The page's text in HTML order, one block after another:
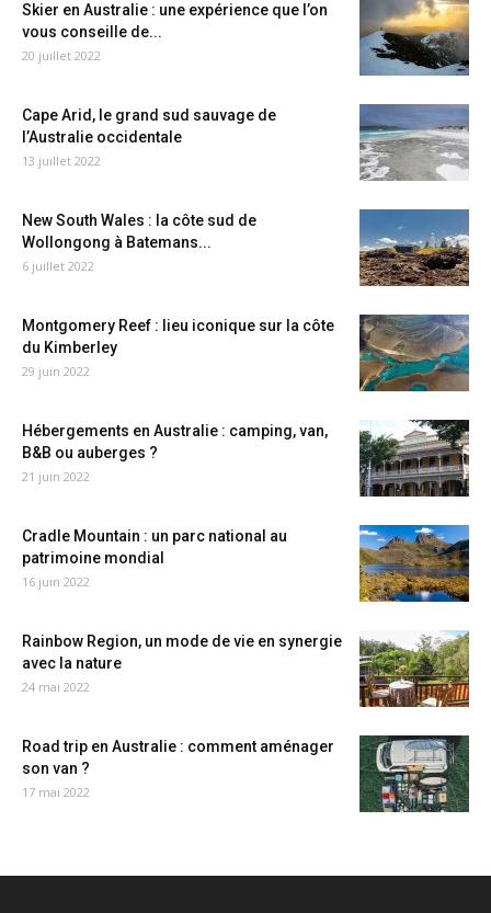
Skier en Australie : une expérience que l’on
vous conseille de...
20 juillet 2022
Cape Arid, le grand sud sauvage de
l’Australie occidentale
13 juillet 2022
New South Wales : la côte sud de
Wollongong à Batemans...
6 juillet 2022
Montgomery Reef : lieu iconique sur la côte
du Kimberley
29 juin 2022
Hébergements en Australie : camping, van,
B&B ou auberges ?
21 juin 2022
Cradle Mountain : un parc national au
patrimoine mondial
16 juin 2022
Rainbow Region, un mode de vie en synergie
avec la nature
24 mai 2022
Road trip en Australie : comment aménager
son van ?
17 mai 2022